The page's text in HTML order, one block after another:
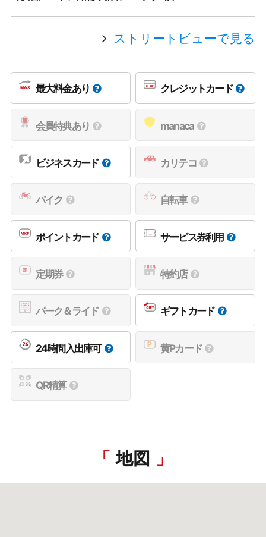
ストリートビューで見る
最大料金あり クレジットカード
会員特典あり manaca
ビジネスカード カリテコ
バイク 自転車
ポイントカード サービス券利用
定期券 特約店
パーク＆ライド ギフトカード
24時間入出庫可 黄Pカード
QR精算
地図